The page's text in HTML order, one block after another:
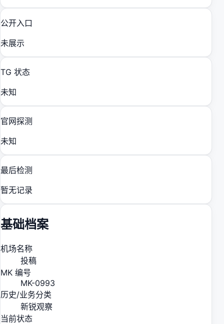
公开入口
未展示
TG 状态
未知
官网探测
未知
最后检测
暂无记录
基础档案
机场名称
投稿
MK 编号
MK-0993
历史/业务分类
新锐观察
当前状态